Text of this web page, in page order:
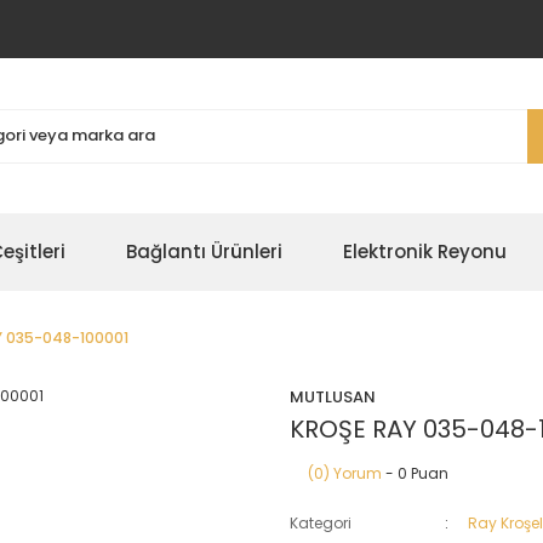
Bağlantı Ürünleri Elektronik Reyonu
035-048-100001
MUTLUSAN
KROŞE RAY 035-048-
(0) Yorum - 0 Puan
Kategori
Ray